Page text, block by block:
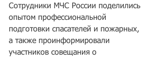
Сотрудники МЧС России поделились
опытом профессиональной
подготовки спасателей и пожарных,
а также проинформировали
участников совещания о